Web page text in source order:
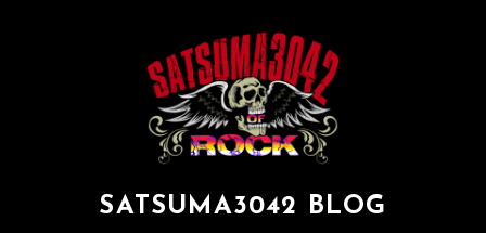
SATSUMA3042 BLOG